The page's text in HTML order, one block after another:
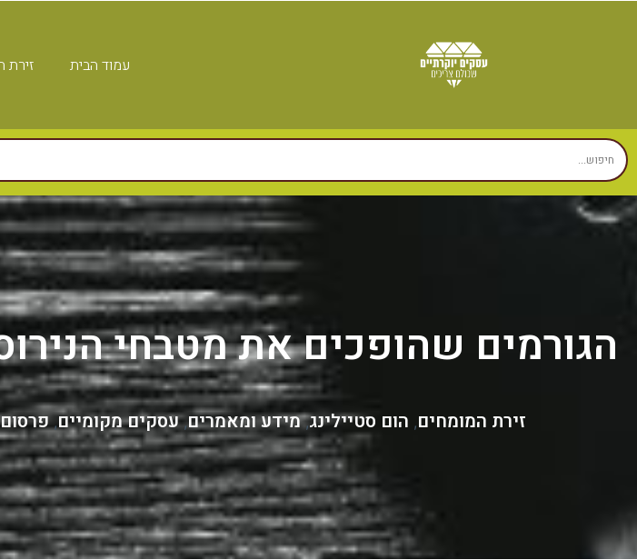
עמוד הבית זירת
הגורמים שהופכים את מטבחי
זירת המומחים, הום סטיילינג, מידע ומאמרים, עסקים מקומיים,